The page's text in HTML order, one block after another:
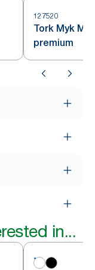
127520
Tork Myk
premium
in...